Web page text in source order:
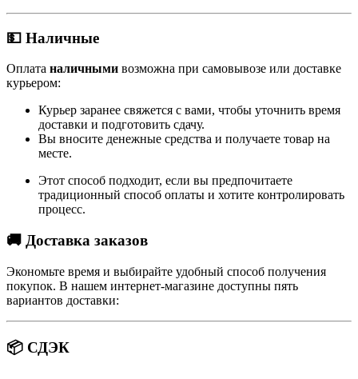
💵 Наличные
Оплата наличными возможна при самовывозе или доставке
курьером:
Курьер заранее свяжется с вами, чтобы уточнить время
доставки и подготовить сдачу.
Вы вносите денежные средства и получаете товар на
месте.
Этот способ подходит, если вы предпочитаете
традиционный способ оплаты и хотите контролировать
процесс.
🚚 Доставка заказов
Экономьте время и выбирайте удобный способ получения
покупок. В нашем интернет-магазине доступны пять
вариантов доставки:
📦 СДЭК